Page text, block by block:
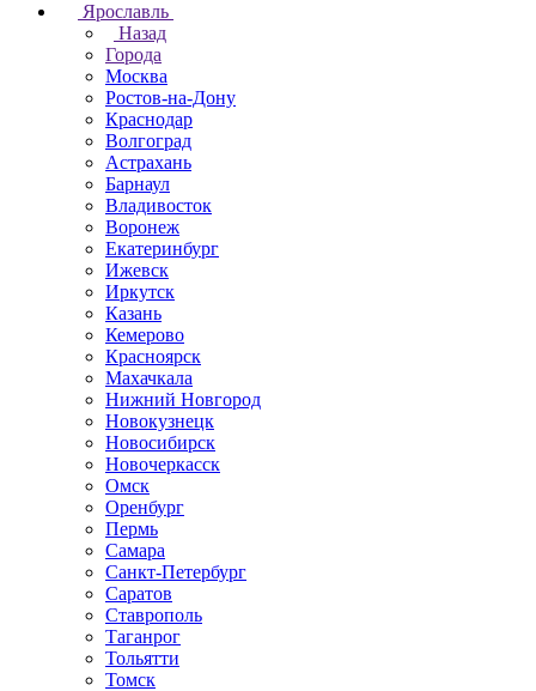
Ярославль
Назад
Города
Москва
Ростов-на-Дону
Краснодар
Волгоград
Астрахань
Барнаул
Владивосток
Воронеж
Екатеринбург
Ижевск
Иркутск
Казань
Кемерово
Красноярск
Махачкала
Нижний Новгород
Новокузнецк
Новосибирск
Новочеркаcск
Омск
Оренбург
Пермь
Самара
Санкт-Петербург
Саратов
Ставрополь
Таганрог
Тольятти
Томск